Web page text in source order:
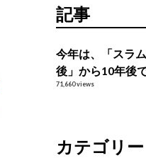
記事
今年は、「スラ
後」から10年後で
71,660 views
カテゴリー